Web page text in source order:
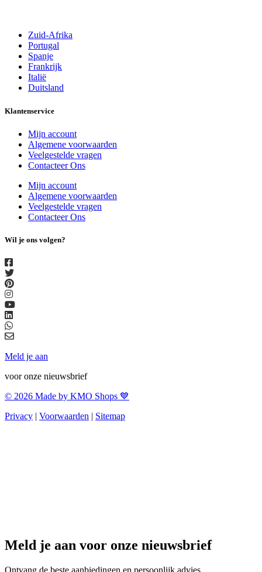
Zuid-Afrika
Portugal
Spanje
Frankrijk
Italië
Duitsland
Klantenservice
Mijn account
Algemene voorwaarden
Veelgestelde vragen
Contacteer Ons
Mijn account
Algemene voorwaarden
Veelgestelde vragen
Contacteer Ons
Wil je ons volgen?
Meld je aan
voor onze nieuwsbrief
© 2026 Made by KMO Shops 💙
Privacy | Voorwaarden | Sitemap
Meld je aan voor onze nieuwsbrief
Ontvang de beste aanbiedingen en persoonlijk advies